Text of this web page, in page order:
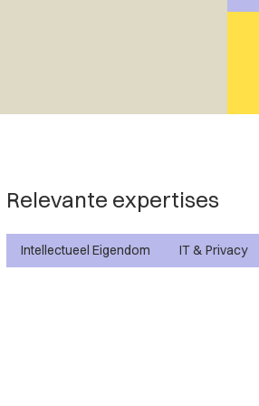
Relevante expertises
Intellectueel Eigendom IT & Privacy